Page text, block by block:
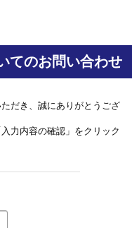
てのお問い合わせ
だき、誠にありがとうござ
力内容の確認」をクリック